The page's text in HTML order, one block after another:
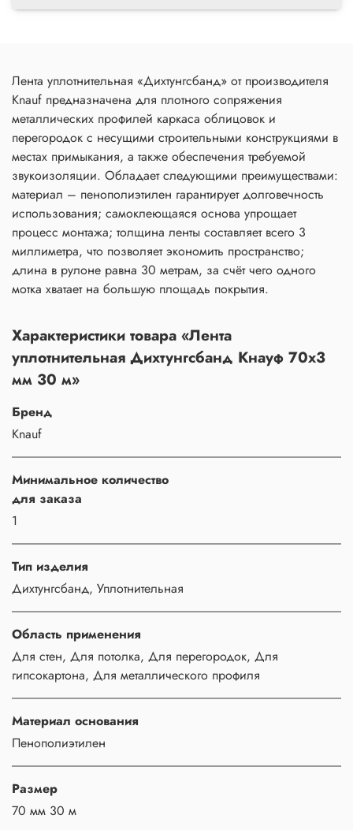
Лента уплотнительная «Дихтунгсбанд» от производителя
Knauf предназначена для плотного сопряжения
металлических профилей каркаса облицовок и
перегородок с несущими строительными конструкциями в
местах примыкания, а также обеспечения требуемой
звукоизоляции. Обладает следующими преимуществами:
материал – пенополиэтилен гарантирует долговечность
использования; самоклеющаяся основа упрощает
процесс монтажа; толщина ленты составляет всего 3
миллиметра, что позволяет экономить пространство;
длина в рулоне равна 30 метрам, за счёт чего одного
мотка хватает на большую площадь покрытия.
Характеристики товара «Лента
уплотнительная Дихтунгсбанд Кнауф 70х3
мм 30 м»
Бренд
Knauf
Минимальное количество
для заказа
1
Тип изделия
Дихтунгсбанд, Уплотнительная
Область применения
Для стен, Для потолка, Для перегородок, Для
гипсокартона, Для металлического профиля
Материал основания
Пенополиэтилен
Размер
70 мм 30 м